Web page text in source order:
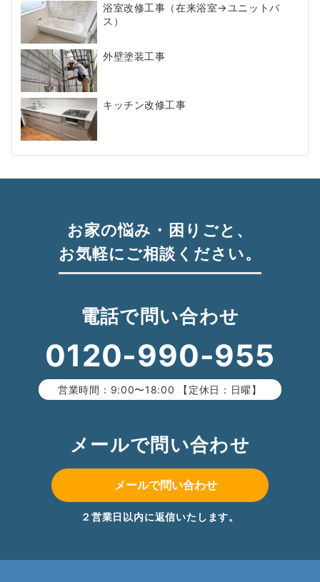
浴室改修工事（在来浴室→ユニットバ
ス）
外壁塗装工事
キッチン改修工事
お家の悩み・困りごと、
お気軽にご相談ください。
電話で問い合わせ
0120-990-955
営業時間：9:00〜18:00 【定休日：日曜】
メールで問い合わせ
メールで問い合わせ
２営業日以内に返信いたします。